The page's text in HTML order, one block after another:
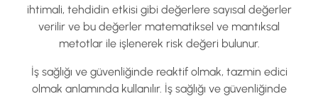
ihtimali, tehdidin etkisi gibi değerlere sayısal değerler
verilir ve bu değerler matematiksel ve mantıksal
metotlar ile işlenerek risk değeri bulunur.
İş sağlığı ve güvenliğinde reaktif olmak, tazmin edici
olmak anlamında kullanılır. İş sağlığı ve güvenliğinde